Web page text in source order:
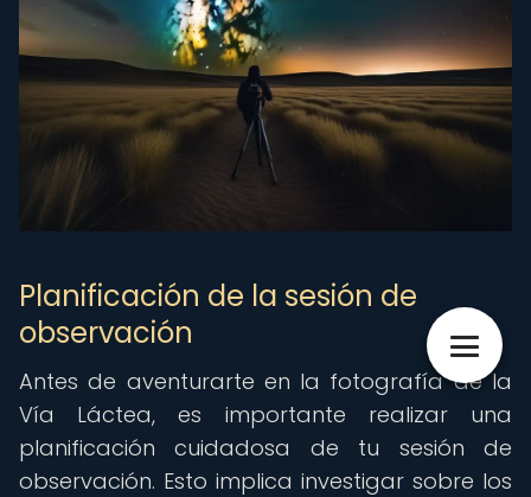
Planificación de la sesión de
observación
Antes de aventurarte en la fotografía de la
Vía Láctea, es importante realizar una
planificación cuidadosa de tu sesión de
observación. Esto implica investigar sobre los